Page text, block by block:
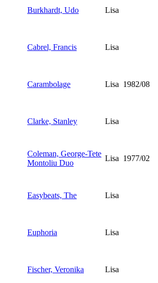
Burkhardt, Udo Lisa
Cabrel, Francis Lisa
Carambolage Lisa 1982/08
Clarke, Stanley Lisa
Coleman, George-Tete
Montoliu Duo
Lisa 1977/02
Easybeats, The Lisa
Euphoria Lisa
Fischer, Veronika Lisa